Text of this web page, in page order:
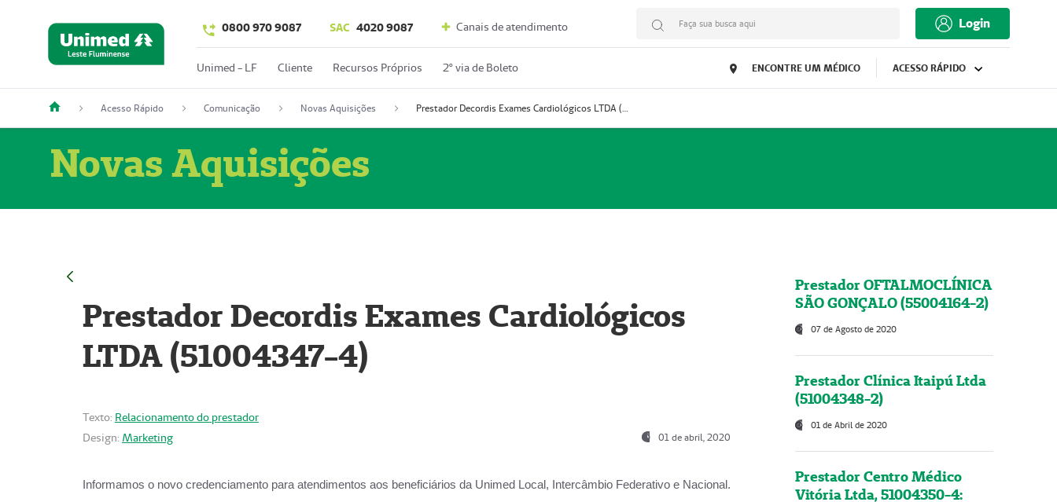
0800 970 9087 SAC 4020 9087 Canais de atendimento Faça sua busca aqui Login
Unimed - LF Cliente Recursos Próprios 2º via de Boleto ENCONTRE UM MÉDICO ACESSO RÁPIDO
Acesso Rápido Comunicação Novas Aquisições Prestador Decordis Exames Cardiológicos LTDA (51004347-4)
Novas Aquisições
Prestador Decordis Exames Cardiológicos
LTDA (51004347-4)
Texto: Relacionamento do prestador
Design: Marketing 01 de abril, 2020
Informamos o novo credenciamento para atendimentos aos beneficiários da Unimed Local, Intercâmbio Federativo e Nacional.
Prestador OFTALMOCLÍNICA
SÃO GONÇALO (55004164-2)
07 de Agosto de 2020
Prestador Clínica Itaipú Ltda
(51004348-2)
01 de Abril de 2020
Prestador Centro Médico
Vitória Ltda, 51004350-4: